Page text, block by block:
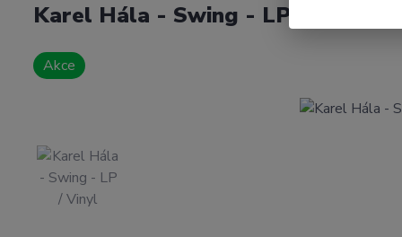
Karel Hála - Swing - LP / Vinyl
Akce